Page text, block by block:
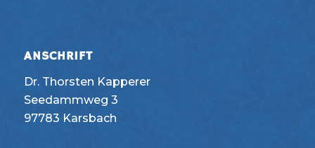
ANSCHRIFT
Dr. Thorsten Kapperer
Seedammweg 3
97783 Karsbach